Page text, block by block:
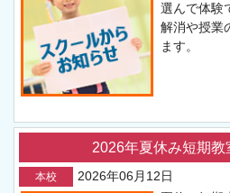
選んで体験
解消や授業
ます。
2026年夏休み短期教
本校
2026年06月12日